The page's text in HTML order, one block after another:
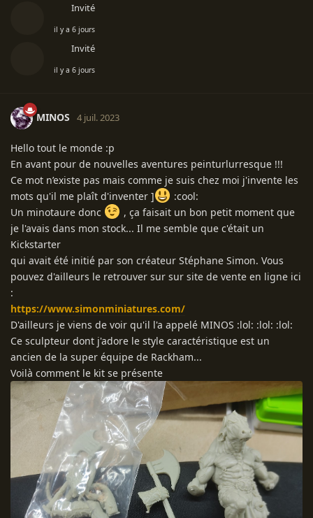
Invité
il y a 6 jours
Invité
il y a 6 jours
MINOS 4 juil. 2023
Hello tout le monde :p
En avant pour de nouvelles aventures peinturlurresque !!!
Ce mot n’existe pas mais comme je suis chez moi j'invente les
mots qu'il me plaît d'inventer ]
:cool:
Un minotaure donc
, ça faisait un bon petit moment que
je l'avais dans mon stock... Il me semble que c'était un
Kickstarter
qui avait été initié par son créateur Stéphane Simon. Vous
pouvez d'ailleurs le retrouver sur sur site de vente en ligne ici
:
https://www.simonminiatures.com/
D'ailleurs je viens de voir qu'il l'a appelé MINOS :lol: :lol: :lol:
Ce sculpteur dont j'adore le style caractéristique est un
ancien de la super équipe de Rackham...
Voilà comment le kit se présente